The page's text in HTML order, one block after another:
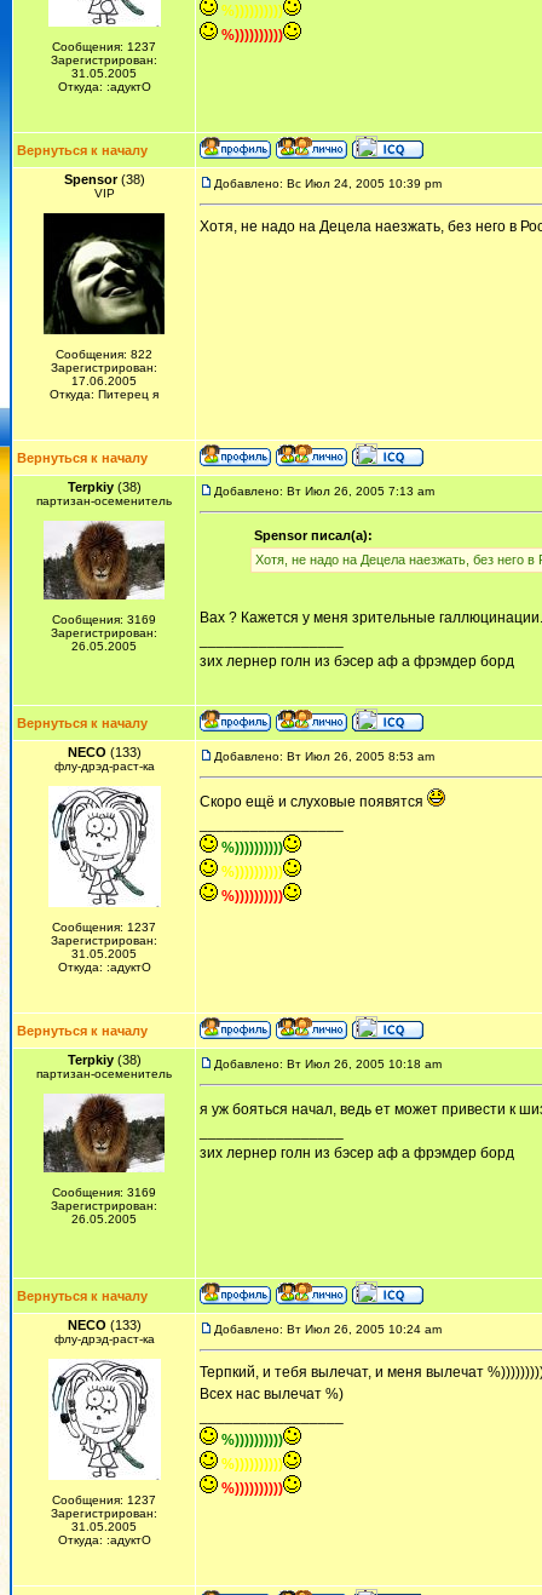
Сообщения: 1237
Зарегистрирован:
31.05.2005
Откуда: :адуктО
%))))))))))
%))))))))))
Вернуться к началу
Spensor(38)
VIP
Сообщения: 822
Зарегистрирован:
17.06.2005
Откуда: Питерец я
Добавлено: Вс Июл 24, 2005 10:39 pm
Хотя, не надо на Децела наезжать, без него в
Вернуться к началу
Terpkiy(38)
партизан-осеменитель
Сообщения: 3169
Зарегистрирован:
26.05.2005
Добавлено: Вт Июл 26, 2005 7:13 am
Spensor писал(а):
Хотя, не надо на Децела наезжать, без него
Вах ? Кажется у меня зрительные
зих лернер голн из бэсер аф а фрэмдер борд
Вернуться к началу
NECO (133)
флу-дрэд-раст-ка
Сообщения: 1237
Зарегистрирован:
31.05.2005
Откуда: :адуктО
Добавлено: Вт Июл 26, 2005 8:53 am
Скоро ещё и слуховые появятся
%))))))))))
%))))))))))
%))))))))))
Вернуться к началу
Terpkiy(38)
партизан-осеменитель
Сообщения: 3169
Зарегистрирован:
26.05.2005
Добавлено: Вт Июл 26, 2005 10:18 am
я уж бояться начал, ведь ет может привести к
зих лернер голн из бэсер аф а фрэмдер борд
Вернуться к началу
NECO (133)
флу-дрэд-раст-ка
Сообщения: 1237
Зарегистрирован:
31.05.2005
Откуда: :адуктО
Добавлено: Вт Июл 26, 2005 10:24 am
Терпкий, и тебя вылечат, и меня вылечат
Всех нас вылечат %)
%))))))))))
%))))))))))
%))))))))))